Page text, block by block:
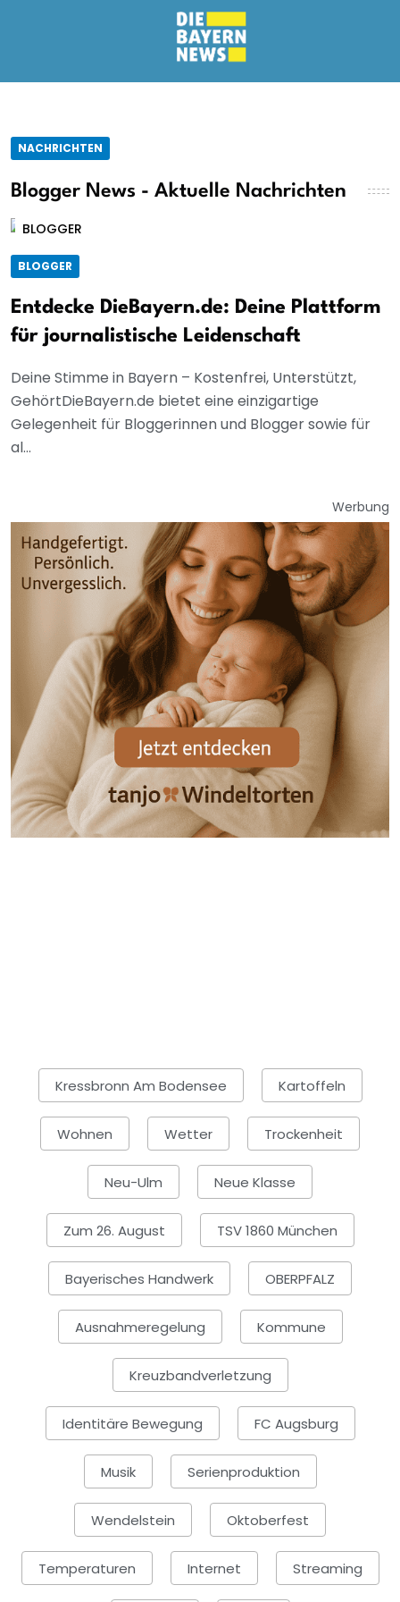
NACHRICHTEN
Blogger News - Aktuelle Nachrichten
BLOGGER
BLOGGER
Entdecke DieBayern.de: Deine Plattform
für journalistische Leidenschaft
Deine Stimme in Bayern – Kostenfrei, Unterstützt,
GehörtDieBayern.de bietet eine einzigartige
Gelegenheit für Bloggerinnen und Blogger sowie für
al...
Werbung
Kressbronn Am Bodensee Kartoffeln
Wohnen Wetter Trockenheit
Neu-Ulm Neue Klasse
Zum 26. August TSV 1860 München
Bayerisches Handwerk OBERPFALZ
Ausnahmeregelung Kommune
Kreuzbandverletzung
Identitäre Bewegung FC Augsburg
Musik Serienproduktion
Wendelstein Oktoberfest
Temperaturen Internet Streaming